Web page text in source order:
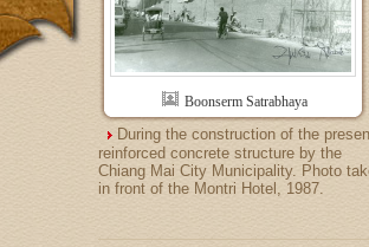
Boonserm Satrabhaya
During the construction of the
reinforced concrete structure by the
Chiang Mai City Municipality. Photo
in front of the Montri Hotel, 1987.